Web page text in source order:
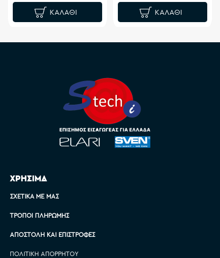
ΚΑΛΆΘΙ ΚΑΛΆΘΙ
ΧΡΗΣΙΜΑ
ΣΧΕΤΙΚΆ ΜΕ ΜΑΣ
ΤΡΌΠΟΙ ΠΛΗΡΩΜΉΣ
ΑΠΟΣΤΟΛΉ ΚΑΙ ΕΠΙΣΤΡΟΦΈΣ
ΠΟΛΙΤΙΚΉ ΑΠΟΡΡΉΤΟΥ